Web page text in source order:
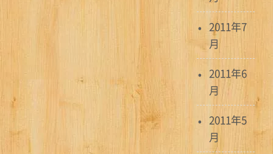
2011年7
月
2011年6
月
2011年5
月